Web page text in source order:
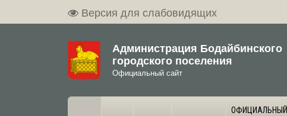
Версия для слабовидящих
Администрация Бодайбинского
городского поселения
Официальный сайт
ОФИЦИАЛЬНЫЙ